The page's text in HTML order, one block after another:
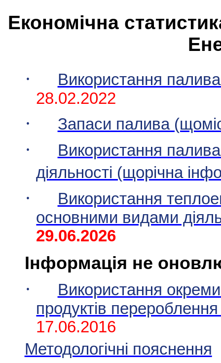
Економічна
·
Використання
28.02.2022
· Запаси палива
·
Використання
діяльності (щорічна
·
Використання
основними видами
29.06.2026
Інформація не
·
Використання
продуктів
17.06.2016
Методологічні пояснення